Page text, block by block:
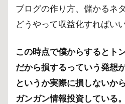
ブログの作り方、儲かるネ
どうやって収益化すればい
この時点で僕からするとト
だから損するっていう発想が
というか実際に損しないから
ガンガン情報投資している。